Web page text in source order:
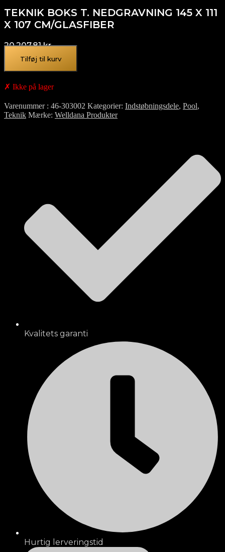
TEKNIK BOKS T. NEDGRAVNING 145 X 111
X 107 CM/GLASFIBER
20.207,81kr.
Tilføj til kurv
✗ Ikke på lager
Varenummer 46-303002 Kategorier Indstøbningsdele, Pool,
Teknik Mærke Welldana Produkter
Kvalitets garanti
Hurtig lerveringstid